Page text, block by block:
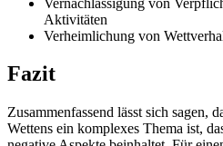
Aktivitäten
Verheimlichung von
Fazit
Zusammenfassend lässt sich sagen,
Wettens ein komplexes Thema ist,